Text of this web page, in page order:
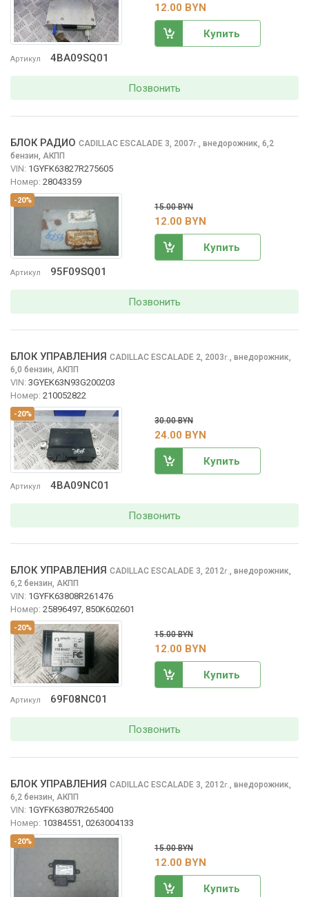
Артикул 4BA09SQ01
12.00 BYN
Купить
Позвонить
-20%
Артикул 95F09SQ01
БЛОК РАДИО CADILLAC ESCALADE 3, 2007г. внедорожник, 6,2
бензин, АКПП
VIN: 1GYFK63827R275605
Номер: 28043359
15.00 BYN
12.00 BYN
Купить
Позвонить
-20%
Артикул 4BA09NC01
БЛОК УПРАВЛЕНИЯ CADILLAC ESCALADE 2, 2003г. внедорожник,
6,0 бензин, АКПП
VIN: 3GYEK63N93G200203
Номер: 210052822
30.00 BYN
24.00 BYN
Купить
Позвонить
-20%
Артикул 69F08NC01
БЛОК УПРАВЛЕНИЯ CADILLAC ESCALADE 3, 2012г. внедорожник,
6,2 бензин, АКПП
VIN: 1GYFK63808R261476
Номер: 25896497, 850K602601
15.00 BYN
12.00 BYN
Купить
Позвонить
-20%
БЛОК УПРАВЛЕНИЯ CADILLAC ESCALADE 3, 2012г., внедорожник,
6,2 бензин, АКПП
VIN: 1GYFK63807R265400
Номер: 10384551, 0263004133
15.00 BYN
12.00 BYN
Купить